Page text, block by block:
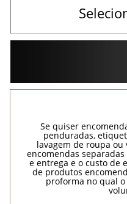
Se quiser
penduradas,
lavagem de roupa
encomendas
e entrega e o custo de
de produtos
proforma no qual